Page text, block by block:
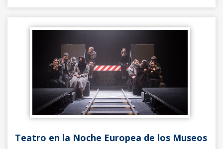
Teatro en la Noche Europea de los Museos